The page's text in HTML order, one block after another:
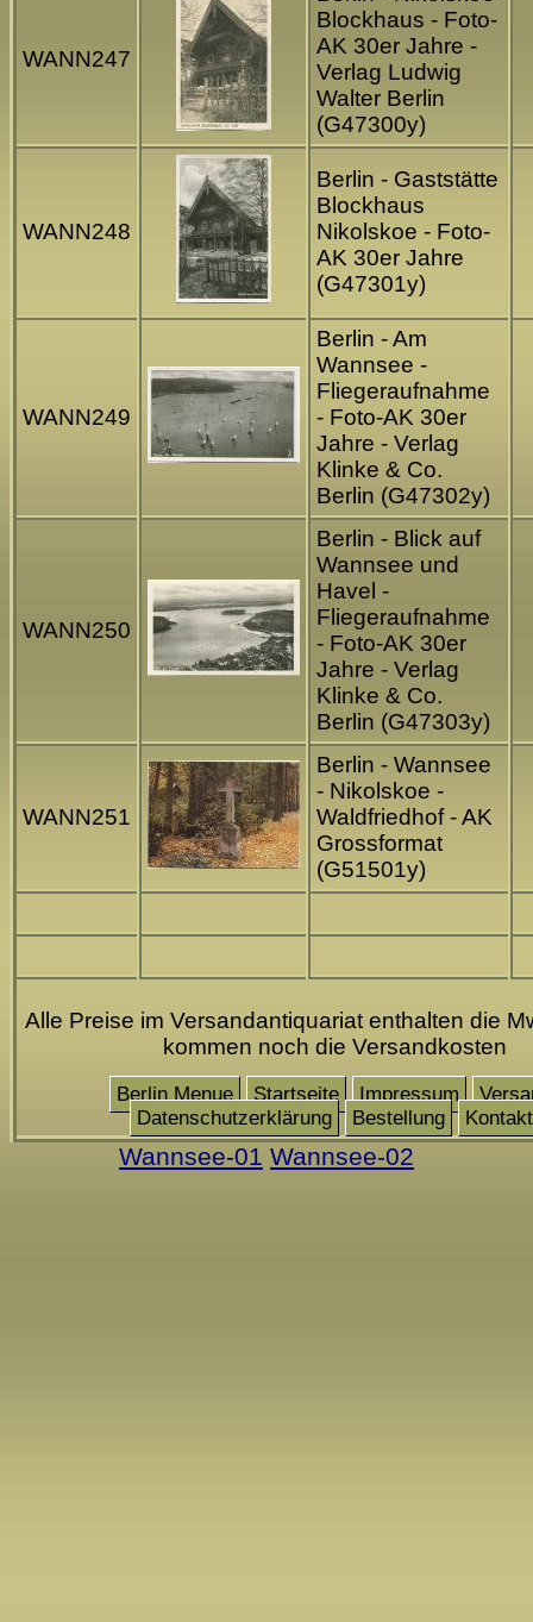
WANN247
Blockhaus - Foto-
AK 30er Jahre -
Verlag Ludwig
Walter Berlin
(G47300y)
WANN248
Berlin - Gaststätte
Blockhaus
Nikolskoe - Foto-
AK 30er Jahre
(G47301y)
WANN249
Berlin - Am
Wannsee -
Fliegeraufnahme
- Foto-AK 30er
Jahre - Verlag
Klinke & Co.
Berlin (G47302y)
WANN250
Berlin - Blick auf
Wannsee und
Havel -
Fliegeraufnahme
- Foto-AK 30er
Jahre - Verlag
Klinke & Co.
Berlin (G47303y)
WANN251
Berlin - Wannsee
- Nikolskoe -
Waldfriedhof - AK
Grossformat
(G51501y)
Alle Preise im Versandantiquariat enthalten die
kommen noch die Versandkosten
Berlin Menue Startseite Impressum
Datenschutzerklärung
Bestellung Kontakt
Wannsee-01 Wannsee-02